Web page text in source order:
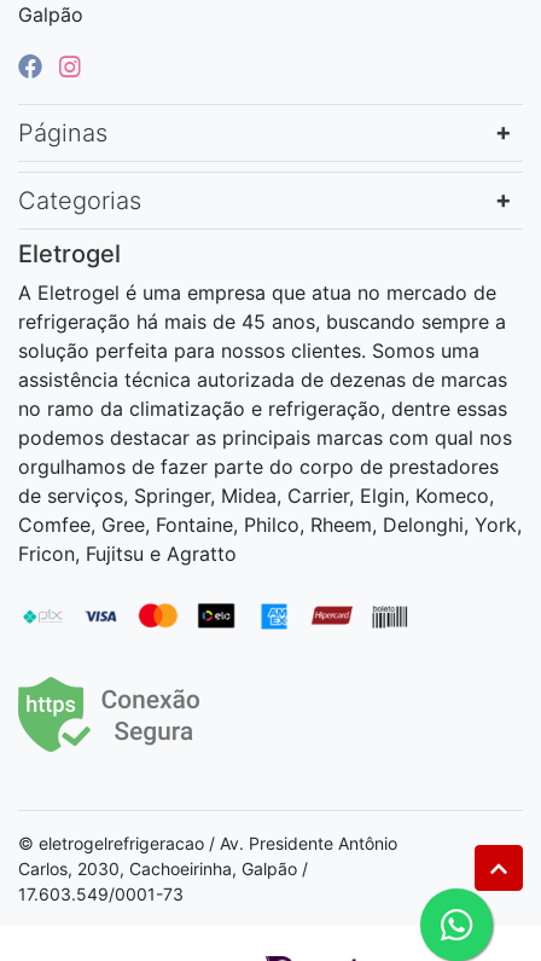
Galpão
Páginas
Categorias
Eletrogel
A Eletrogel é uma empresa que atua no mercado de
refrigeração há mais de 45 anos, buscando sempre a
solução perfeita para nossos clientes. Somos uma
assistência técnica autorizada de dezenas de marcas
no ramo da climatização e refrigeração, dentre essas
podemos destacar as principais marcas com qual nos
orgulhamos de fazer parte do corpo de prestadores
de serviços, Springer, Midea, Carrier, Elgin, Komeco,
Comfee, Gree, Fontaine, Philco, Rheem, Delonghi, York,
Fricon, Fujitsu e Agratto
© eletrogelrefrigeracao / Av. Presidente Antônio
Carlos, 2030, Cachoeirinha, Galpão /
17.603.549/0001-73